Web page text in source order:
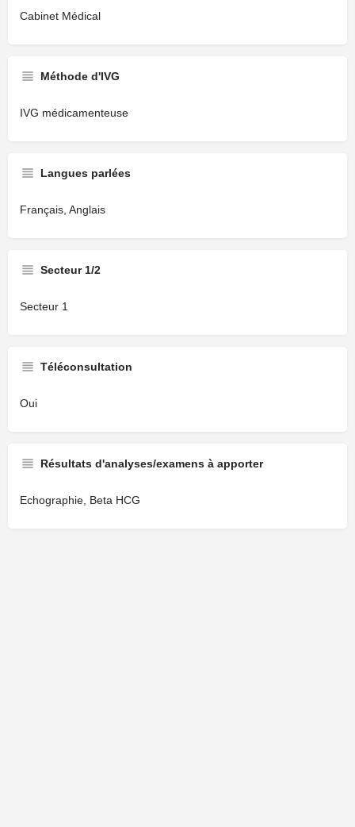
Cabinet Médical
Méthode d'IVG
IVG médicamenteuse
Langues parlées
Français, Anglais
Secteur 1/2
Secteur 1
Téléconsultation
Oui
Résultats d'analyses/examens à apporter
Echographie, Beta HCG